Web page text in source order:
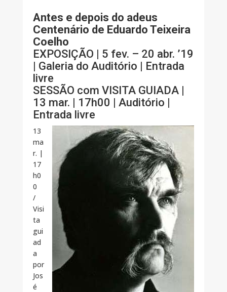
Antes e depois do adeus
Centenário de Eduardo Teixeira
Coelho
EXPOSIÇÃO | 5 fev. – 20 abr. ’19
| Galeria do Auditório | Entrada
livre
SESSÃO com VISITA GUIADA |
13 mar. | 17h00 | Auditório |
Entrada livre
13
ma
r. |
17
h0
0
/
Visi
ta
gui
ad
a
por
Jos
é